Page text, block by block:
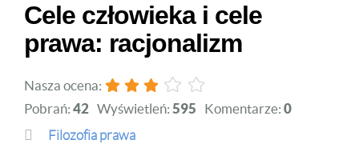
Cele człowieka i cele
prawa: racjonalizm
Nasza ocena:
Pobrań: 42 Wyświetleń: 595 Komentarze: 0
Filozofia prawa